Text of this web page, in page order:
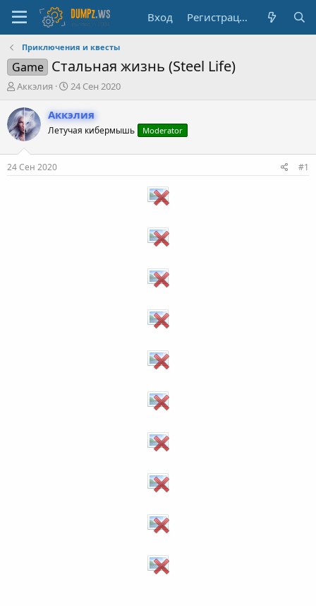
Вход Регистрация
Приключения и квесты
Game Стальная жизнь (Steel Life)
А
т
о
р
е
м
Аккэлия
Д
т
а
н
24 Сен 2020
Аккэлия
Летучая кибермышь Moderator
24 Сен 2020 #1